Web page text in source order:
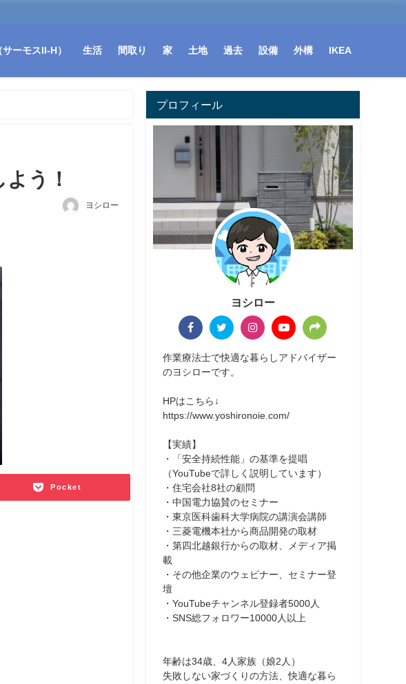
サーモスII-H） 生活 間取り 家 土地 過去 設備 外構 IKEA
う！
ヨシロー
Pocket
プロフィール
ヨシロー
作業療法士で快適な暮らしアドバイザー
のヨシローです。
HPはこちら↓
https://www.yoshironoie.com/
【実績】
・「安全持続性能」の基準を提唱
（YouTubeで詳しく説明しています）
・住宅会社8社の顧問
・中国電力協賛のセミナー
・東京医科歯科大学病院の講演会講師
・三菱電機本社から商品開発の取材
・第四北越銀行からの取材、メディア掲
載
・その他企業のウェビナー、セミナー登
壇
・YouTubeチャンネル登録者5000人
・SNS総フォロワー10000人以上
年齢は34歳、4人家族（娘2人）
失敗しない家づくりの方法、快適な暮ら